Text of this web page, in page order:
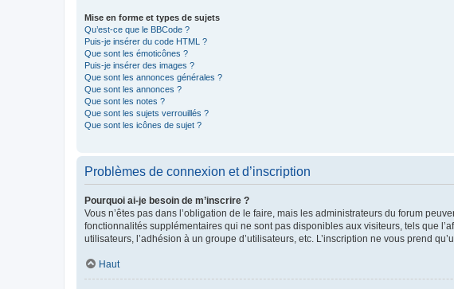
Mise en forme et types de sujets
Qu’est-ce que le BBCode ?
Puis-je insérer du code HTML ?
Que sont les émoticônes ?
Puis-je insérer des images ?
Que sont les annonces générales ?
Que sont les annonces ?
Que sont les notes ?
Que sont les sujets verrouillés ?
Que sont les icônes de sujet ?
Problèmes de connexion et d’inscription
Pourquoi ai-je besoin de m’inscrire ?
Vous n’êtes pas dans l’obligation de le faire, mais les administrateurs du forum
fonctionnalités supplémentaires qui ne sont pas disponibles aux visiteurs, tels que
utilisateurs, l’adhésion à un groupe d’utilisateurs, etc. L’inscription ne vous prend
Haut